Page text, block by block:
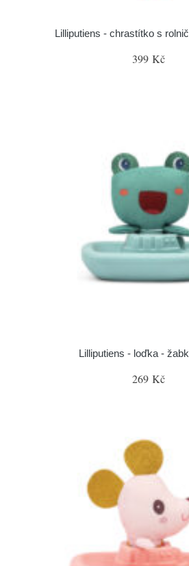
Lilliputiens - chrastítko s
399 Kč
Lilliputiens - loďka -
269 Kč